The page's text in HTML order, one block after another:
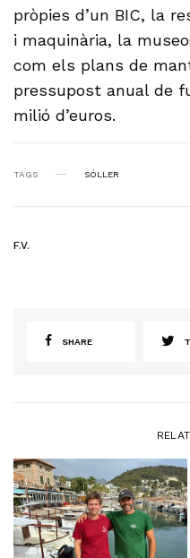
pròpies d’un BIC, la
i maquinària, la
com els plans de
pressupost anual de
milió d’euros.
TAGS SÓLLER
F.V.
SHARE